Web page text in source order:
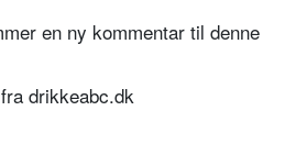
en ny kommentar til denne
drikkeabc.dk